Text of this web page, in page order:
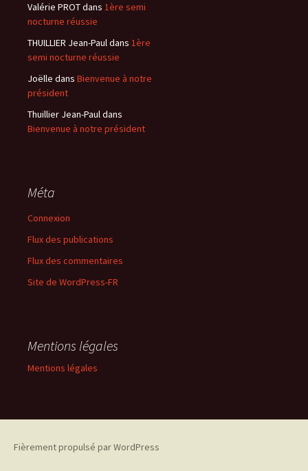
Valérie PROTdans 1ère semi
nocturne réussie
THUILLIER Jean-Pauldans 1ère
semi nocturne réussie
Joëlle dans Bienvenue à notre
président
Thuillier Jean-Pauldans
Bienvenue à notre président
Méta
Connexion
Flux des publications
Flux des commentaires
Site de WordPress-FR
Mentions légales
Mentions légales
Fièrement propulsé par WordPress